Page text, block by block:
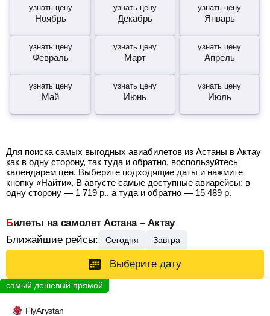
узнать цену
Ноябрь
узнать цену
Декабрь
узнать цену
Январь
узнать цену
Февраль
узнать цену
Март
узнать цену
Апрель
узнать цену
Май
узнать цену
Июнь
узнать цену
Июль
Для поиска самых выгодных авиабилетов из Астаны в Актау
как в одну сторону, так туда и обратно, воспользуйтесь
календарем цен. Выберите подходящие даты и нажмите
кнопку «Найти». В августе самые доступные авиарейсы: в
одну сторону — 1 719 р., а туда и обратно — 15 489 р.
Билеты на самолет Астана – Актау
Ближайшие рейсы:
Сегодня Завтра
Выберите дату
FlyArystan